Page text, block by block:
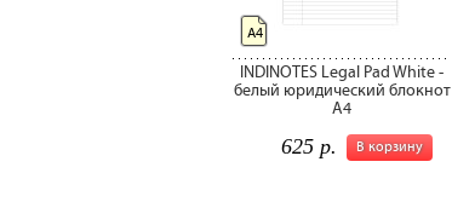
INDINOTES Legal Pad White -
белый юридический блокнот
А4
В корзину
625 р.
А4